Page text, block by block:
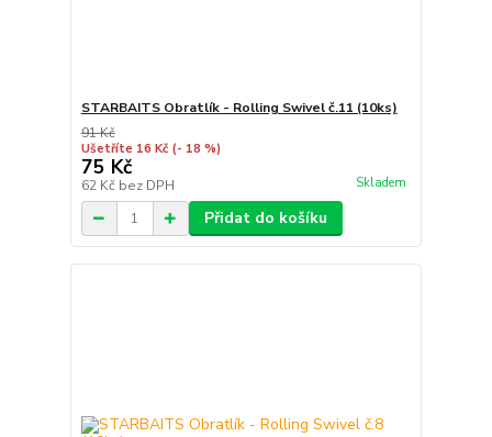
STARBAITS Obratlík - Rolling Swivel č.11 (10ks)
91 Kč
Ušetříte 16 Kč (- 18 %)
75 Kč
62 Kč bez DPH Skladem
Přidat do košíku